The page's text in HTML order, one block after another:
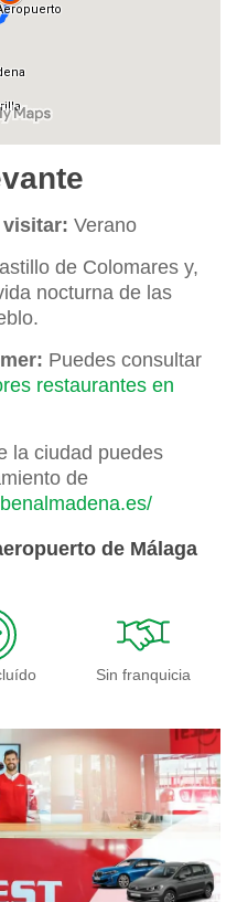
visitar: Verano
de Colomares y,
nocturna de las
Puedes consultar
restaurantes en
la ciudad puedes
de
de Málaga
Sin franquicia